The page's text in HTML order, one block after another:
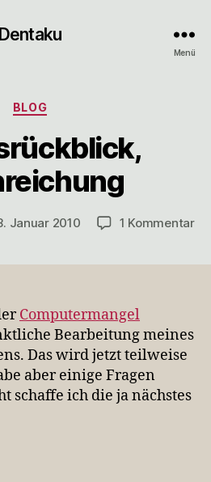
Dentaku
Menü
Kategorien
BLOG
Januar 2010 1 Kommentarzu
Computermangel
Bearbeitung meines
Das wird jetzt teilweise
aber einige Fragen
schaffe ich die ja nächstes